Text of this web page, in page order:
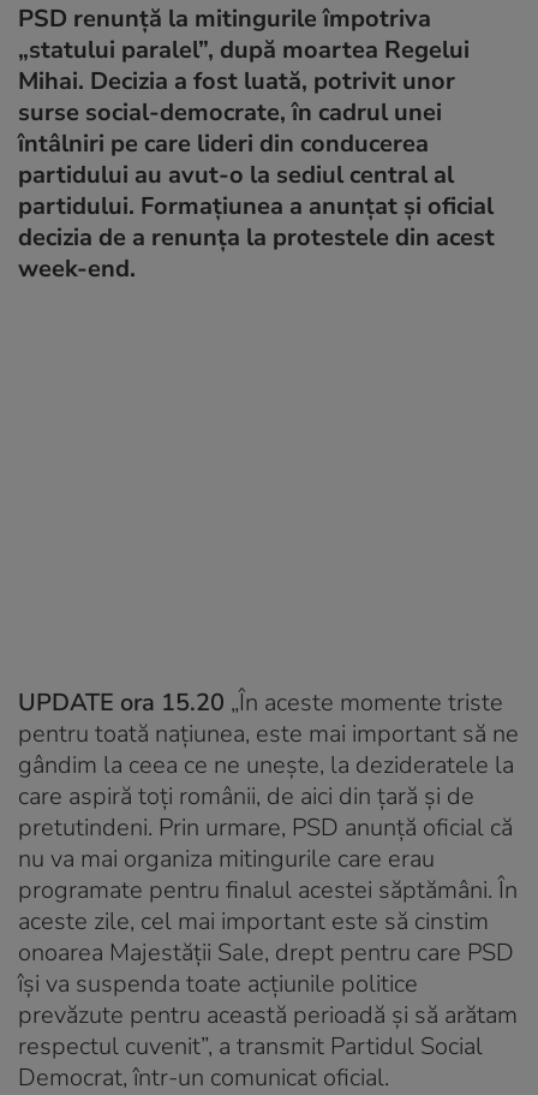
PSD renunță la mitingurile împotriva
„statului paralel”, după moartea Regelui
Mihai. Decizia a fost luată, potrivit unor
surse social-democrate, în cadrul unei
întâlniri pe care lideri din conducerea
partidului au avut-o la sediul central al
partidului. Formațiunea a anunțat și oficial
decizia de a renunța la protestele din acest
week-end.
UPDATE ora 15.20 „În aceste momente triste
pentru toată naţiunea, este mai important să ne
gândim la ceea ce ne uneşte, la dezideratele la
care aspiră toţi românii, de aici din ţară şi de
pretutindeni. Prin urmare, PSD anunţă oficial că
nu va mai organiza mitingurile care erau
programate pentru finalul acestei săptămâni. În
aceste zile, cel mai important este să cinstim
onoarea Majestăţii Sale, drept pentru care PSD
îşi va suspenda toate acţiunile politice
prevăzute pentru această perioadă şi să arătam
respectul cuvenit”, a transmit Partidul Social
Democrat, într-un comunicat oficial.